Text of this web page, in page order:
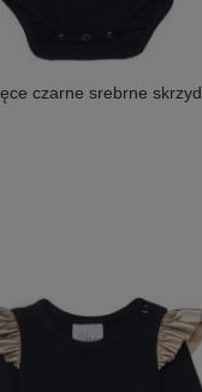
czarne srebrne